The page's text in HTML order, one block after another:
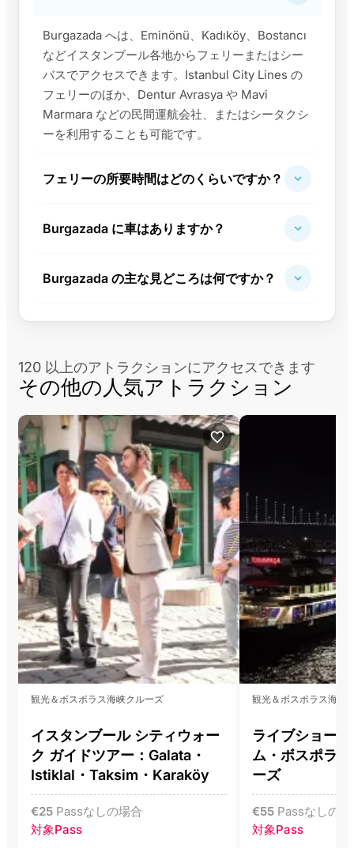
Burgazada へは、Eminönü、Kadıköy、Bostancı
などイスタンブール各地からフェリーまたはシー
バスでアクセスできます。Istanbul City Lines の
フェリーのほか、Dentur Avrasya や Mavi
Marmara などの民間運航会社、またはシータクシ
ーを利用することも可能です。
フェリーの所要時間はどのくらいですか？
Burgazada に車はありますか？
Burgazada の主な見どころは何ですか？
120 以上のアトラクションにアクセスできます
その他の人気アトラクション
観光＆ボスポラス海峡クルーズ
イスタンブール シティウォー
ク ガイドツアー：Galata・
Istiklal・Taksim・Karaköy
€25 Passなしの場合
対象Pass
観光＆ボスポラス海峡
ライブショー
ム・ボスポラ
ーズ
€55 Passなしの
対象Pass